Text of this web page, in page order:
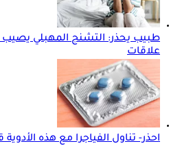
طبيب يحذر: التشنج المهبلي يصيب
علاقات
احذر- تناول الفياجرا مع هذه